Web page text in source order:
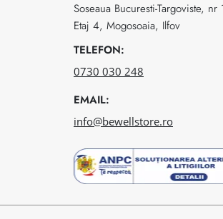
Soseaua Bucuresti-Targoviste,
Etaj 4, Mogosoaia, Ilfov
TELEFON:
0730 030 248
EMAIL:
info@bewellstore.ro